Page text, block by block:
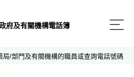
府及有關機構電話簿
/部門及有關機構的職員或查詢電話號碼